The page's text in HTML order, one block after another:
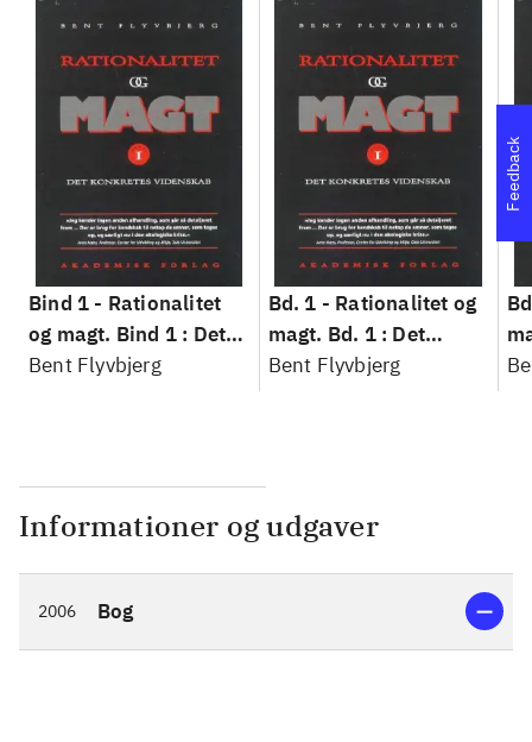
Bind 1 - Rationalitet
og magt. Bind 1 : Det
konkretes videnskab
Bent Flyvbjerg
Bd. 1 - Rationalitet og
magt. Bd. 1 : Det
konkretes videnskab
Bent Flyvbjerg
Informationer og udgaver
2006 Bog
Feedback